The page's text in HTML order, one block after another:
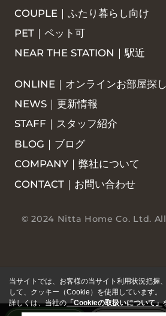
COUPLE｜ふたり暮らし向け
PET｜ペット可
NEAR THE STATION｜駅近
ONLINE｜オンラインお部屋探し
NEWS｜更新情報
STAFF｜スタッフ紹介
BLOG｜ブログ
COMPANY｜弊社について
CONTACT｜お問い合わせ
© 2024 Nitta Home Co. Ltd.
当サイトでは、お客様の当サイト利用状況把握
して、クッキー（Cookie）を使用しています。
詳しくは、当社の「Cookieの取扱いについて」